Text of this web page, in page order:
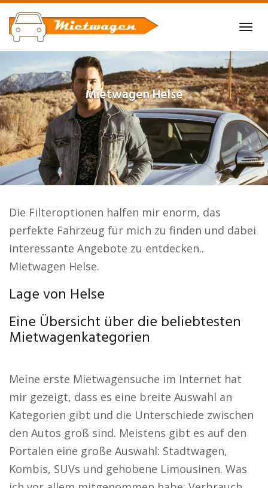
Skip
to
main
content
MietwagenHelse
Die Filteroptionen halfen mir enorm, das
perfekte Fahrzeug für mich zu finden und dabei
interessante Angebote zu entdecken..
Mietwagen Helse.
Lage von Helse
Eine Übersicht über die beliebtesten
Mietwagenkategorien
Meine erste Mietwagensuche im Internet hat
mir gezeigt, dass es eine breite Auswahl an
Kategorien gibt und die Unterschiede zwischen
den Autos groß sind. Meistens gibt es auf den
Portalen eine große Auswahl: Stadtwagen,
Kombis, SUVs und gehobene Limousinen. Was